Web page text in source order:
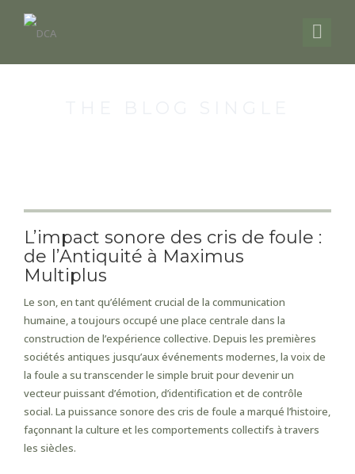
L’impact sonore des cris de foule :
de l’Antiquité à Maximus
Multiplus
Le son, en tant qu’élément crucial de la communication
humaine, a toujours occupé une place centrale dans la
construction de l’expérience collective. Depuis les premières
sociétés antiques jusqu’aux événements modernes, la voix de
la foule a su transcender le simple bruit pour devenir un
vecteur puissant d’émotion, d’identification et de contrôle
social. La puissance sonore des cris de foule a marqué l’histoire,
façonnant la culture et les comportements collectifs à travers
les siècles.